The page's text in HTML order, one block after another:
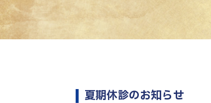
夏期休診のお知らせ